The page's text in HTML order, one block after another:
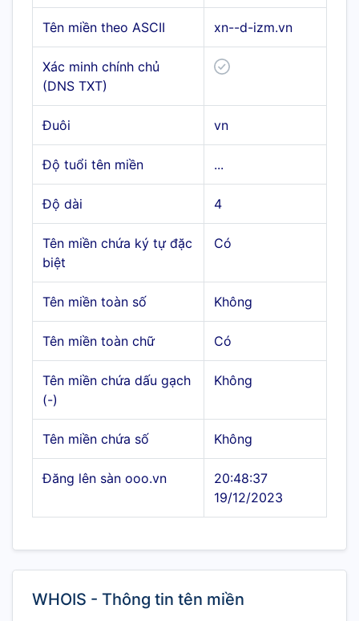
Tên miền theo ASCII xn--d-izm.vn
Xác minh chính chủ
(DNS TXT)
Đuôi vn
Độ tuổi tên miền ...
Độ dài 4
Tên miền chứa ký tự đặc
biệt
Có
Tên miền toàn số Không
Tên miền toàn chữ Có
Tên miền chứa dấu gạch
(-)
Không
Tên miền chứa số Không
Đăng lên sàn ooo.vn
20:48:37
19/12/2023
WHOIS - Thông tin tên miền